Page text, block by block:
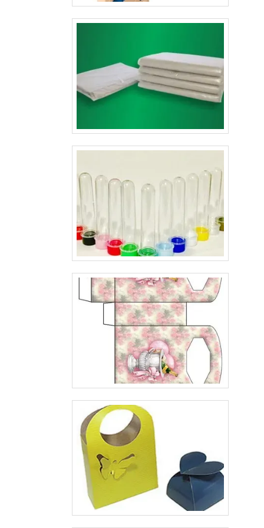
cores e qualidade de impressão, aplicação de
qualidade certificada, maior durabilidade das cartelas
atendam as mais variadas necessidades do mercado..